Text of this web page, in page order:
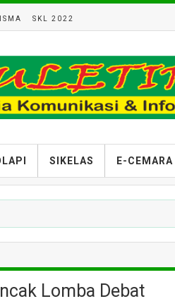
SKL 2022
SIKELAS E-CEMARA
Lomba Debat